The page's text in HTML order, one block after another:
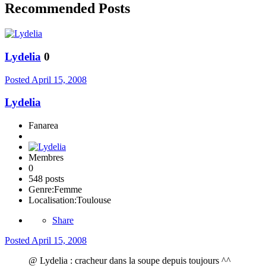
Recommended Posts
Lydelia 0
Posted April 15, 2008
Lydelia
Fanarea
Membres
0
548 posts
Genre:Femme
Localisation:Toulouse
Share
Posted April 15, 2008
@ Lydelia : cracheur dans la soupe depuis toujours ^^